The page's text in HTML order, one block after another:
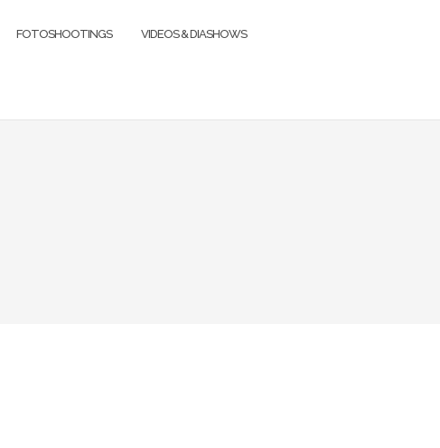
FOTOSHOOTINGS VIDEOS & DIASHOWS